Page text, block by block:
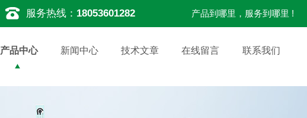
服务热线： 18053601282 产品到哪里，服务到哪里 !
产品中心 新闻中心 技术文章 在线留言 联系我们